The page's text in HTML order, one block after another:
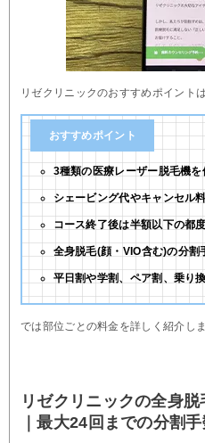
リゼクリニックのおすすめポイント
おすすめポイント
3種類の医療レーザー脱毛機
シェービング代やキャンセル
コース終了後は半額以下の都
全身脱毛(顔・VIO含む)の分
平日割や学割、ペア割、乗り
では部位ごとの料金を詳しく紹介しま
リゼクリニックの全身
｜最大24回までの分割